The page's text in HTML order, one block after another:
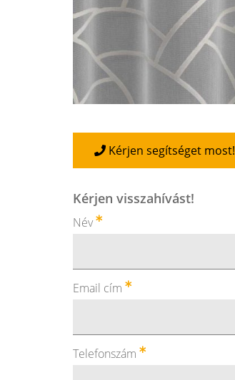
Kérjen segítséget most!
Kérjen visszahívást!
Név
Email cím
Telefonszám